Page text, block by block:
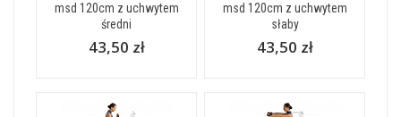
msd 120cm z uchwytem
średni
43,50 zł
msd 120cm z uchwytem
słaby
43,50 zł